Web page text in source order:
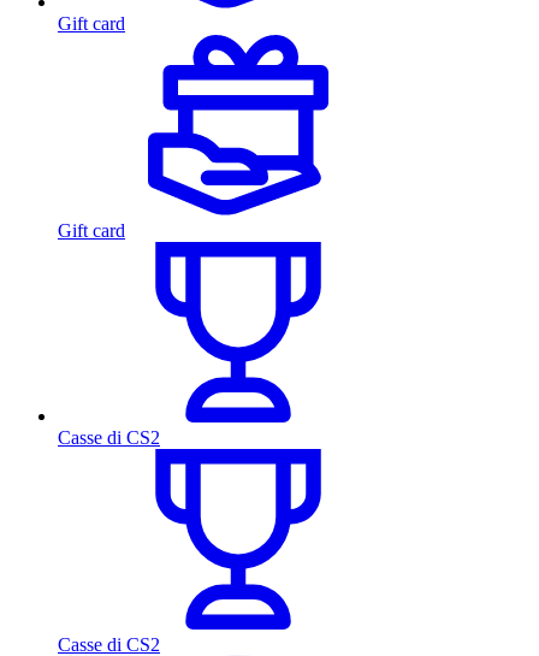
Gift card
Gift card
Casse di CS2
Casse di CS2